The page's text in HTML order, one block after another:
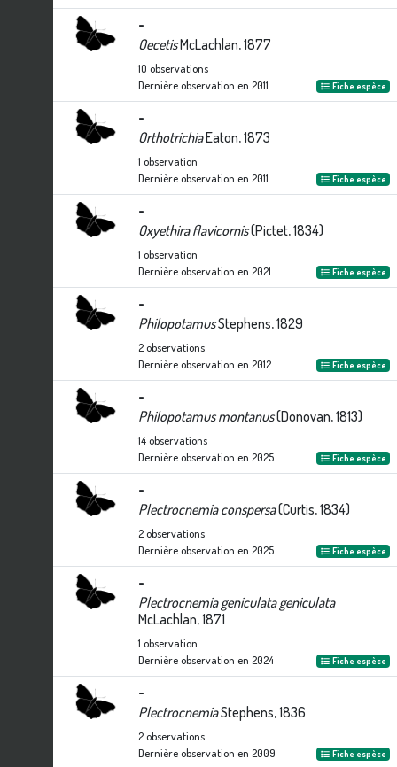
-
OecetisMcLachlan, 1877
10 observations
Dernière observation en 2011 Fiche espèce
-
OrthotrichiaEaton, 1873
1 observation
Dernière observation en 2011 Fiche espèce
-
Oxyethira flavicornis(Pictet, 1834)
1 observation
Dernière observation en 2021 Fiche espèce
-
PhilopotamusStephens, 1829
2observations
Dernière observation en 2012 Fiche espèce
-
Philopotamus montanus(Donovan, 1813)
14observations
Dernière observation en 2025 Fiche espèce
-
Plectrocnemia conspersa(Curtis, 1834)
2observations
Dernière observation en 2025 Fiche espèce
-
Plectrocnemia geniculata geniculata
McLachlan, 1871
1 observation
Dernière observation en 2024 Fiche espèce
-
PlectrocnemiaStephens, 1836
2observations
Dernière observation en 2009 Fiche espèce